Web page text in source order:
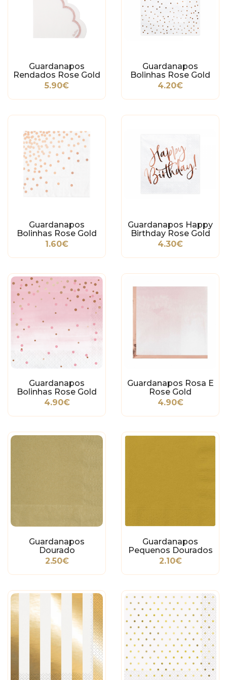
Guardanapos
Rendados Rose Gold
5.90€
Guardanapos
Bolinhas Rose Gold
4.20€
Guardanapos
Bolinhas Rose Gold
1.60€
Guardanapos Happy
Birthday Rose Gold
4.30€
Guardanapos
Bolinhas Rose Gold
4.90€
Guardanapos Rosa E
Rose Gold
4.90€
Guardanapos
Dourado
2.50€
Guardanapos
Pequenos Dourados
2.10€